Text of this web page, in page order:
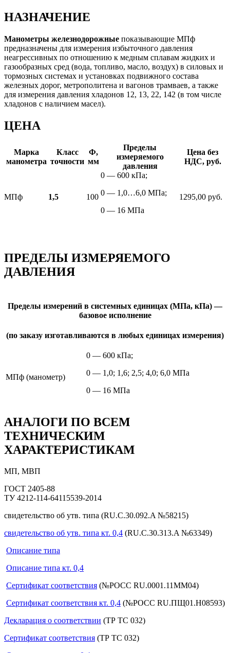
НАЗНАЧЕНИЕ
Манометры железнодорожные показывающие МПф
предназначены для измерения избыточного давления
неагрессивных по отношению к медным сплавам жидких и
газообразных сред (вода, топливо, масло, воздух) в силовых и
тормозных системах и установ­ках подвижного состава
железных дорог, метрополитена и вагонов трамваев, а также
для измерения давления хладонов 12, 13, 22, 142 (в том числе
хладонов с наличием масел).
ЦЕНА
Марка
манометра
Класс
точности
Ф,
мм
Пределы
измеряемого
давления
Цена без
НДС, руб.
МПф 1,5 100
0 — 600 кПа;
0 — 1,0…6,0 МПа;
0 — 16 МПа
1295,00 руб.
ПРЕДЕЛЫ ИЗМЕРЯЕМОГО
ДАВЛЕНИЯ
Пределы измерений в системных единицах (МПа, кПа) —
базовое исполнение
(по заказу изготавливаются в любых единицах измерения)
МПф (манометр)
0 — 600 кПа;
0 — 1,0; 1,6; 2,5; 4,0; 6,0 МПа
0 — 16 МПа
АНАЛОГИ ПО ВСЕМ
ТЕХНИЧЕСКИМ
ХАРАКТЕРИСТИКАМ
МП, МВП
ГОСТ 2405-88
ТУ 4212-114-64115539-2014
свидетельство об утв. типа (RU.C.30.092.A №58215)
свидетельство об утв. типа кт. 0,4 (RU.C.30.313.A №63349)
Описание типа
Описание типа кт. 0,4
Сертификат соответствия (№РОСС RU.0001.11ММ04)
Сертификат соответствия кт. 0,4 (№РОСС RU.ПЩ01.Н08593)
Декларация о соответствии (ТР ТС 032)
Сертификат соответствия (ТР ТС 032)